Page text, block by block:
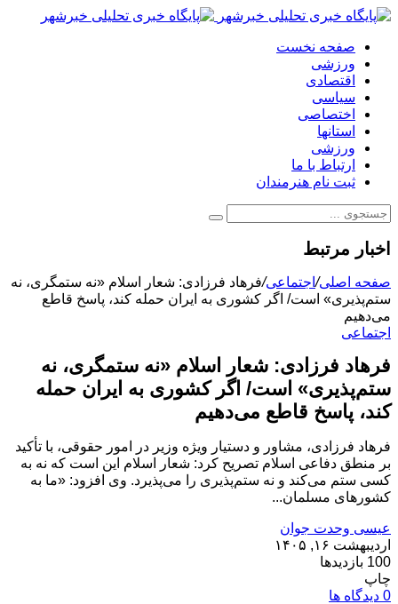
صفحه نخست
ورزشی
اقتصادی
سیاسی
اختصاصی
استانها
ورزشی
ارتباط با ما
ثبت نام هنرمندان
اخبار مرتبط
صفحه اصلی/اجتماعی/فرهاد فرزادی: شعار اسلام «نه ستمگری، نه
ستم‌پذیری» است/ اگر کشوری به ایران حمله کند، پاسخ قاطع
می‌دهیم
اجتماعی
فرهاد فرزادی: شعار اسلام «نه ستمگری، نه
ستم‌پذیری» است/ اگر کشوری به ایران حمله
کند، پاسخ قاطع می‌دهیم
فرهاد فرزادی، مشاور و دستیار ویژه وزیر در امور حقوقی، با تأکید
بر منطق دفاعی اسلام تصریح کرد: شعار اسلام این است که نه به
کسی ستم می‌کند و نه ستم‌پذیری را می‌پذیرد. وی افزود: «ما به
کشورهای مسلمان...
عیسی وحدت جوان
اردیبهشت ۱۶, ۱۴۰۵
100 بازدیدها
چاپ
0 دیدگاه ها